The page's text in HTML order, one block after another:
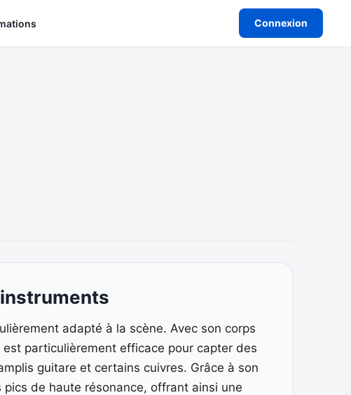
Connexion
adapté à la scène. Avec son corps
particulièrement efficace pour capter des
guitare et certains cuivres. Grâce à son
de haute résonance, offrant ainsi une